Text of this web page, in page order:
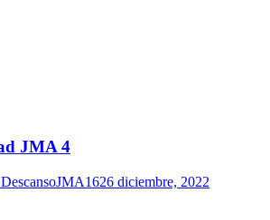
JMA 4
DescansoJMA1626 diciembre, 2022